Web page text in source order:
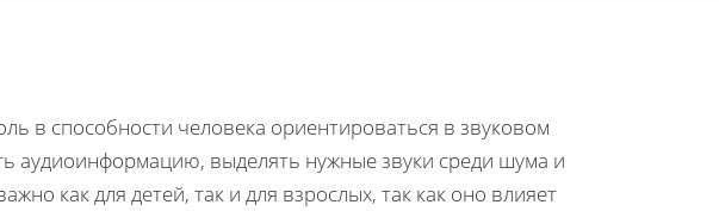
в способности человека ориентироваться в звуковом
аудиоинформацию, выделять нужные звуки среди шума и
как для детей, так и для взрослых, так как оно влияет